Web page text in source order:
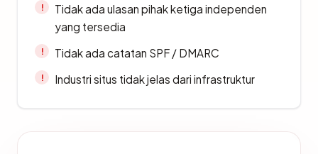
Tidak ada ulasan pihak ketiga independen
yang tersedia
Tidak ada catatan SPF / DMARC
Industri situs tidak jelas dari infrastruktur